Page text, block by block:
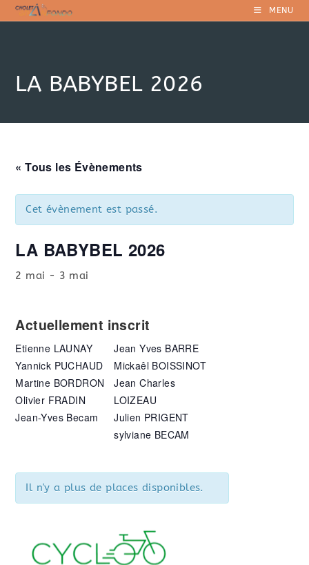
Skip
to
MENU
LA BABYBEL 2026
« Tous les Évènements
Cet évènement est passé.
LA BABYBEL 2026
2 mai - 3 mai
Actuellement inscrit
Etienne LAUNAY
Yannick PUCHAUD
Martine BORDRON
Olivier FRADIN
Jean-Yves Becam
Jean Yves BARRE
Mickaêl BOISSINOT
Jean Charles
LOIZEAU
Julien PRIGENT
sylviane BECAM
Il n'y a plus de places disponibles.